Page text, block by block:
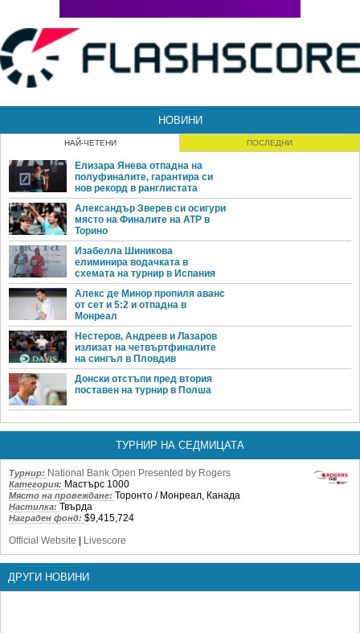
НОВИНИ
НАЙ-ЧЕТЕНИ ПОСЛЕДНИ
Елизара Янева отпадна на
полуфиналите, гарантира си
нов рекорд в ранглистата
Александър Зверев си осигури
място на Финалите на ATP в
Торино
Изабелла Шиникова
елиминира водачката в
схемата на турнир в Испания
Алекс де Минор пропиля аванс
от сет и 5:2 и отпадна в
Монреал
Нестеров, Андреев и Лазаров
излизат на четвъртфиналите
на сингъл в Пловдив
Донски отстъпи пред втория
поставен на турнир в Полша
ТУРНИР НА СЕДМИЦАТА
Турнир: National Bank Open Presented by Rogers
Категория: Мастърс 1000
Място на провеждане: Торонто / Монреал, Канада
Настилка: Твърда
Награден фонд: $9,415,724
Official Website
Livescore
ДРУГИ НОВИНИ